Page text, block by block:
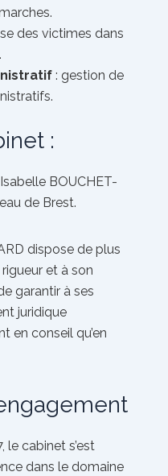
des victimes dans
: gestion de
:
BOUCHET-
de Brest.
dispose de plus
rigueur et à son
garantir à ses
juridique
en conseil qu’en
le cabinet s’est
dans le domaine